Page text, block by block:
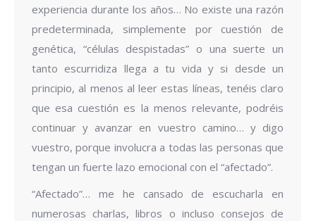
experiencia durante los años… No existe una razón
predeterminada, simplemente por cuestión de
genética, “células despistadas” o una suerte un
tanto escurridiza llega a tu vida y si desde un
principio, al menos al leer estas líneas, tenéis claro
que esa cuestión es la menos relevante, podréis
continuar y avanzar en vuestro camino… y digo
vuestro, porque involucra a todas las personas que
tengan un fuerte lazo emocional con el “afectado”.
“Afectado”… me he cansado de escucharla en
numerosas charlas, libros o incluso consejos de